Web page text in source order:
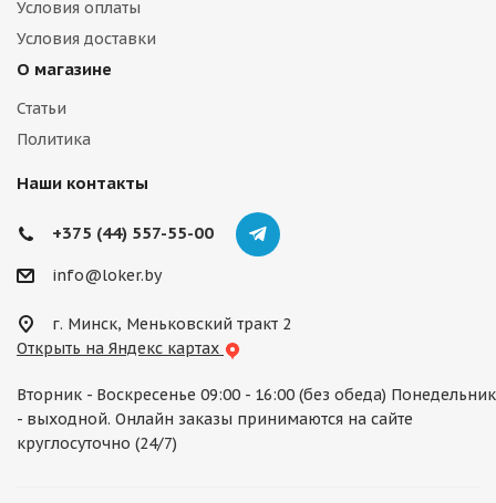
Условия оплаты
Условия доставки
О магазине
Статьи
Политика
Наши контакты
+375 (44) 557-55-00
info@loker.by
г. Минск, Меньковский тракт 2
Открыть на Яндекс картах
Вторник - Воскресенье 09:00 - 16:00 (без обеда) Понедельник
- выходной. Онлайн заказы принимаются на сайте
круглосуточно (24/7)